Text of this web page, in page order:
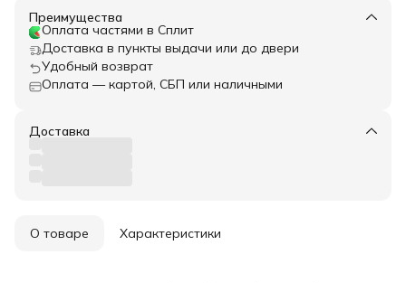
Преимущества
Оплата частями в Сплит
Доставка в пункты выдачи или до двери
Удобный возврат
Оплата — картой, СБП или наличными
Доставка
О товаре Характеристики